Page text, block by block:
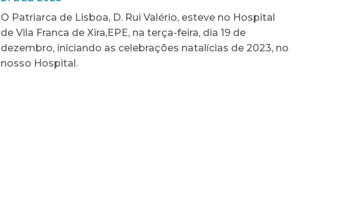
O Patriarca de Lisboa, D. Rui Valério, esteve no Hospital
de Vila Franca de Xira,EPE, na terça-feira, dia 19 de
dezembro, iniciando as celebrações natalícias de 2023, no
nosso Hospital.